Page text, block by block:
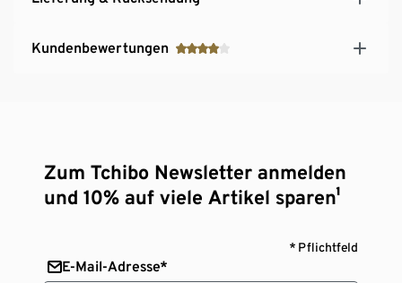
Kundenbewertungen
Zum Tchibo Newsletter anmelden
und 10% auf viele Artikel sparen¹
* Pflichtfeld
E-Mail-Adresse*